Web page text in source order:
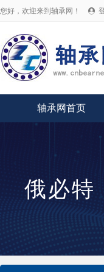
您好，欢迎来到轴承网！ 
轴承网首页
俄必特